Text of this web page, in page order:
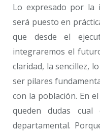
Lo expresado por la
será puesto en
que desde el
integraremos el
claridad, la sencillez,
ser pilares
con la población. En
queden dudas
departamental.